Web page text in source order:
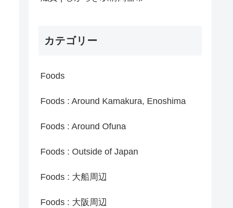
カテゴリー
Foods
Foods : Around Kamakura, Enoshima
Foods : Around Ofuna
Foods : Outside of Japan
Foods : 大船周辺
Foods : 大阪周辺